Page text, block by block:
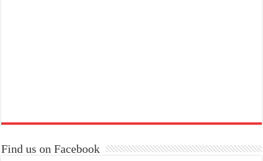
Find us on Facebook